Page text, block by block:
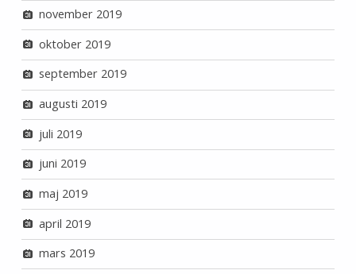
november 2019
oktober 2019
september 2019
augusti 2019
juli 2019
juni 2019
maj 2019
april 2019
mars 2019